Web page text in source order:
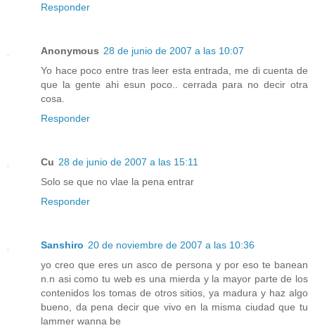
Responder
Anonymous 28 de junio de 2007 a las 10:07
Yo hace poco entre tras leer esta entrada, me di cuenta de
que la gente ahi esun poco.. cerrada para no decir otra
cosa.
Responder
Cu 28 de junio de 2007 a las 15:11
Solo se que no vlae la pena entrar
Responder
Sanshiro 20 de noviembre de 2007 a las 10:36
yo creo que eres un asco de persona y por eso te banean
n.n asi como tu web es una mierda y la mayor parte de los
contenidos los tomas de otros sitios, ya madura y haz algo
bueno, da pena decir que vivo en la misma ciudad que tu
lammer wanna be